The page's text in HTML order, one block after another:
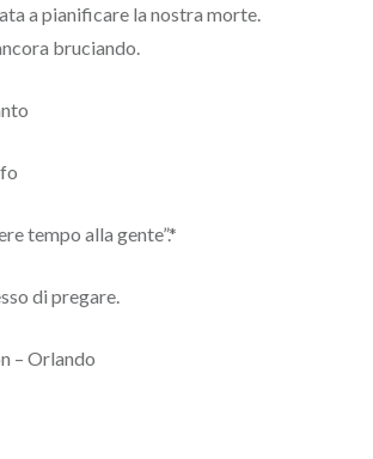
a pianificare la nostra morte.
bruciando.
tempo alla gente”.*
di pregare.
– Orlando